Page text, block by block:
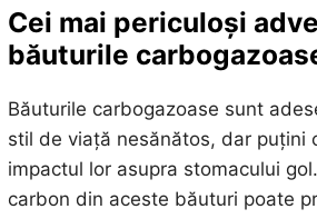
Cei mai periculoși
băuturile
Băuturile carbogazoase sunt
stil de viață nesănătos, dar puțini
impactul lor asupra stomacului
carbon din aceste băuturi poate